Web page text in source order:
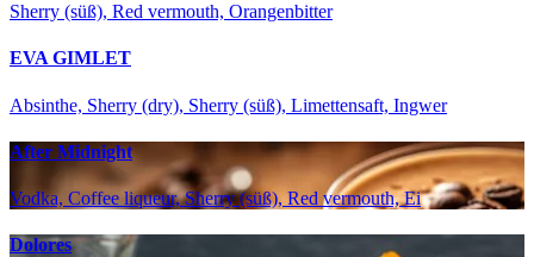
Sherry (süß), Red vermouth, Orangenbitter
EVA GIMLET
Absinthe, Sherry (dry), Sherry (süß), Limettensaft, Ingwer
After Midnight
Vodka, Coffee liqueur, Sherry (süß), Red vermouth, Ei
Dolores